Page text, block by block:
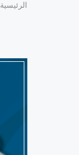
الرئيسية